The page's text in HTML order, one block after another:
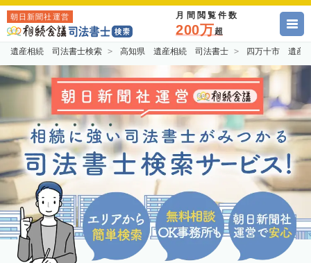
朝日新聞社運営 月間閲覧件数
200万超
遺産相続 司法書士検索 高知県 遺産相続 司法書士 四万十市 遺産